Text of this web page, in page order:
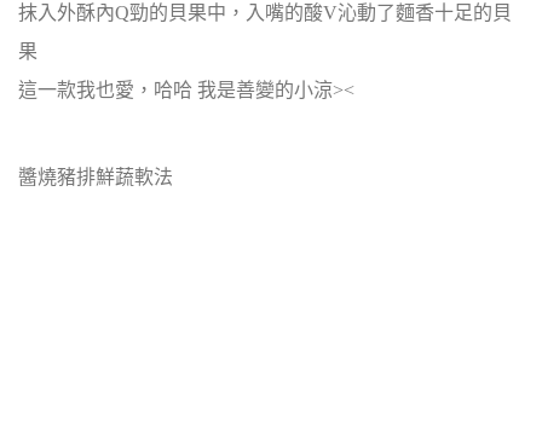
抹入外酥內Q勁的貝果中，入嘴的酸V沁動了麵香十足的貝
果
這一款我也愛，哈哈 我是善變的小涼><
醬燒豬排鮮蔬軟法